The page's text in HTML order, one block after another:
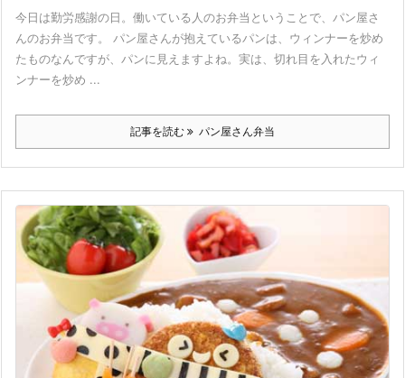
今日は勤労感謝の日。働いている人のお弁当ということで、パン屋さ
んのお弁当です。 パン屋さんが抱えているパンは、ウィンナーを炒め
たものなんですが、パンに見えますよね。実は、切れ目を入れたウィ
ンナーを炒め ...
記事を読む パン屋さん弁当